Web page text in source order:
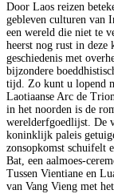
Door Laos reizen
gebleven culturen van
een wereld die niet te
heerst nog rust in deze
geschiedenis met
bijzondere
tijd. Zo kunt u lopend
Laotiaanse Arc de
in het noorden is de
werelderfgoedlijst. De
koninklijk paleis
zonsopkomst schuifelt
Bat, een aalmoes-
Tussen Vientiane en
van Vang Vieng met